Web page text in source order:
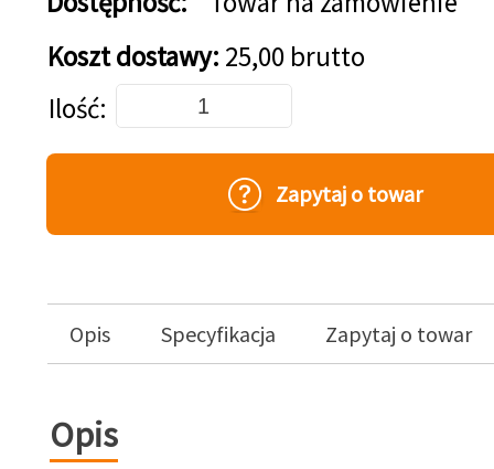
Koszt dostawy: 25,00 brutto
Dodaj do koszyka
Ilość
Zapytaj o towar
Opis Specyfikacja Zapytaj o towar
Opis